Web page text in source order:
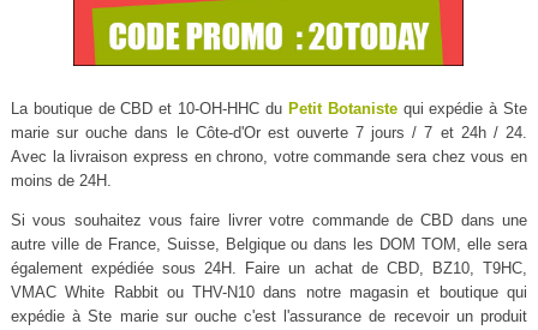
La boutique de CBD et 10-OH-HHC du Petit Botanistequi expédie à Ste
marie sur ouche dans le Côte-d'Or est ouverte 7 jours / 7 et 24h / 24.
Avec la livraison express en chrono, votre commande sera chez vous en
moins de 24H.
Si vous souhaitez vous faire livrer votre commande de CBD dans une
autre ville de France, Suisse, Belgique ou dans les DOM TOM, elle sera
également expédiée sous 24H. Faire un achat de CBD, BZ10, T9HC,
VMAC White Rabbit ou THV-N10 dans notre magasin et boutique qui
expédie à Ste marie sur ouche c'est l'assurance de recevoir un produit